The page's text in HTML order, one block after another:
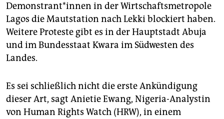
Demonstrant*innen in der Wirtschaftsmetropole
Lagos die Mautstation nach Lekki blockiert haben.
Weitere Proteste gibt es in der Hauptstadt Abuja
und im Bundesstaat Kwara im Südwesten des
Landes.
Es sei schließlich nicht die erste Ankündigung
dieser Art, sagt Anietie Ewang, Nigeria-Analystin
von Human Rights Watch (HRW), in einem